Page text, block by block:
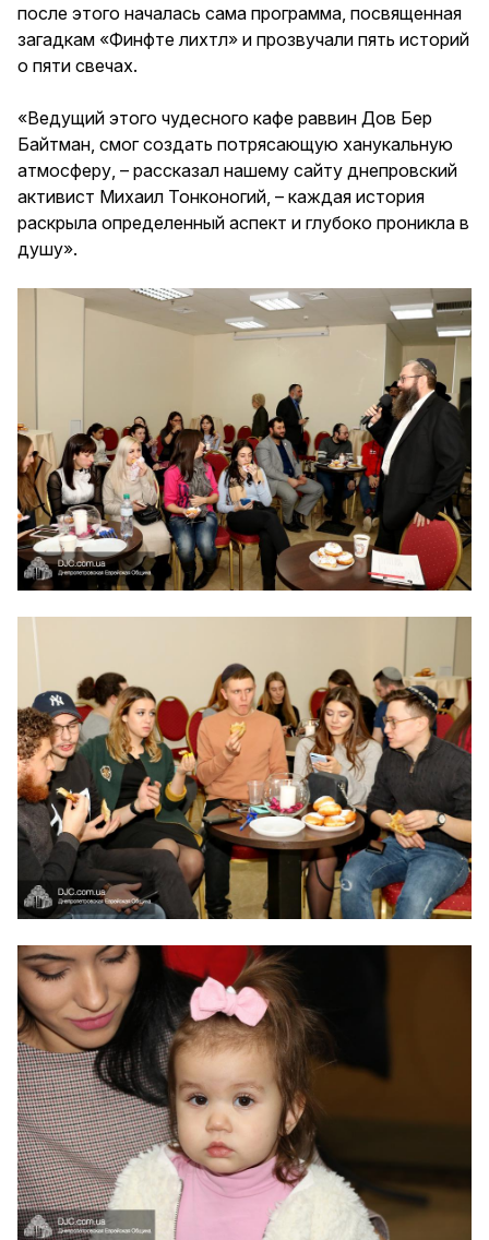
после этого началась сама программа, посвященная
загадкам «Финфте лихтл» и прозвучали пять историй
о пяти свечах.
«Ведущий этого чудесного кафе раввин Дов Бер
Байтман, смог создать потрясающую ханукальную
атмосферу, – рассказал нашему сайту днепровский
активист Михаил Тонконогий, – каждая история
раскрыла определенный аспект и глубоко проникла в
душу».